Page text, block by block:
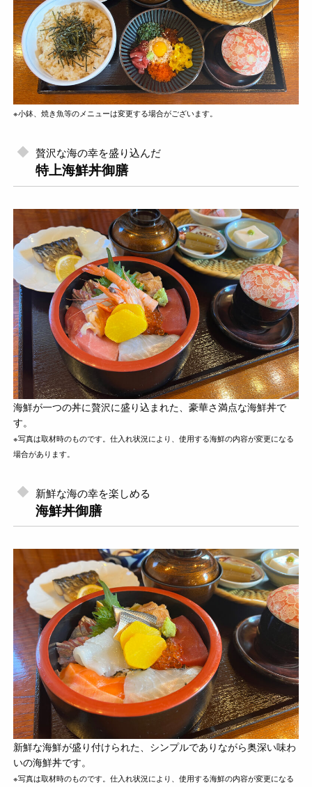
※小鉢、焼き魚等のメニューは変更する場合がございます。
贅沢な海の幸を盛り込んだ
特上海鮮丼御膳
海鮮が一つの丼に贅沢に盛り込まれた、豪華さ満点な海鮮丼で
す。
※写真は取材時のものです。仕入れ状況により、使用する海鮮の内容が変更になる
場合があります。
新鮮な海の幸を楽しめる
海鮮丼御膳
新鮮な海鮮が盛り付けられた、シンプルでありながら奥深い味わ
いの海鮮丼です。
※写真は取材時のものです。仕入れ状況により、使用する海鮮の内容が変更になる